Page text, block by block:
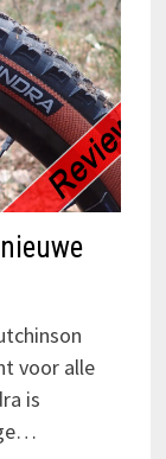
voor alle
is